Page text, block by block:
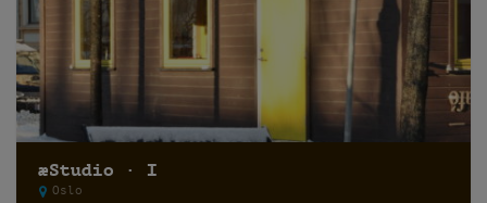
æStudio · I
Oslo